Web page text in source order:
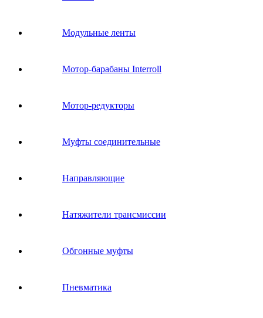
Модульные ленты
Мотор-барабаны Interroll
Мотор-редукторы
Муфты соединительные
Направляющие
Натяжители трансмиссии
Обгонные муфты
Пневматика